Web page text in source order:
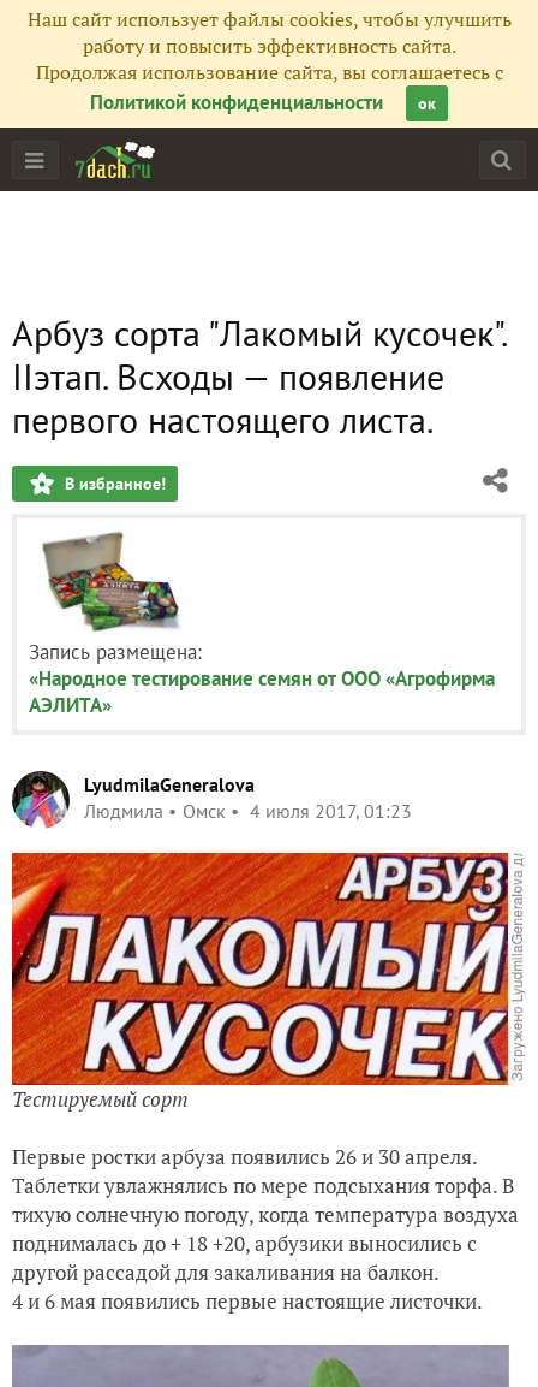
Наш сайт использует файлы cookies, чтобы улучшить
работу и повысить эффективность сайта.
Продолжая использование сайта, вы соглашаетесь с
Политикой конфиденциальности
ок
Арбуз сорта "Лакомый кусочек".
IIэтап. Всходы — появление
первого настоящего листа.
В избранное!
Запись размещена:
«Народное тестирование семян от ООО «Агрофирма
АЭЛИТА»
LyudmilaGeneralova
Людмила
Омск 4 июля 2017, 01:23
Тестируемый сорт
Первые ростки арбуза появились 26 и 30 апреля.
Таблетки увлажнялись по мере подсыхания торфа. В
тихую солнечную погоду, когда температура воздуха
поднималась до + 18 +20, арбузики выносились с
другой рассадой для закаливания на балкон.
4 и 6 мая появились первые настоящие листочки.